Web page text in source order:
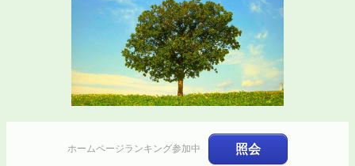
ホームページランキング参加中 照会